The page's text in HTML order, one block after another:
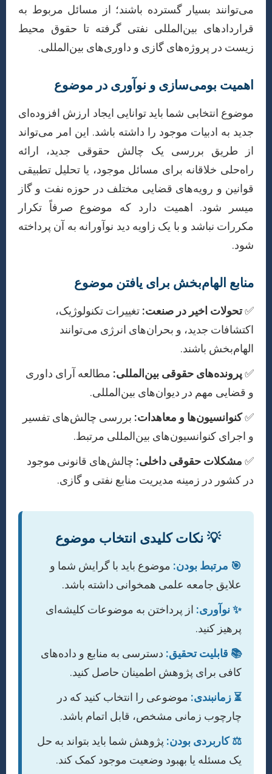
می‌توانند بسیار گسترده باشند؛ از مسائل مربوط به
قراردادهای بین‌المللی نفتی گرفته تا حقوق محیط
زیست در پروژه‌های گازی و داوری‌های بین‌المللی.
اهمیت بومی‌سازی و نوآوری در موضوع
موضوع انتخابی شما باید توانایی ایجاد ارزش افزوده‌ای
جدید به ادبیات موجود را داشته باشد. این امر می‌تواند
از طریق بررسی یک چالش حقوقی جدید، ارائه
راه‌حلی خلاقانه برای مسائل موجود، یا تحلیل تطبیقی
قوانین و رویه‌های قضایی مختلف در حوزه نفت و گاز
میسر شود. اهمیت دارد که موضوع صرفاً تکرار
مکررات نباشد و با یک زاویه دید نوآورانه به آن پرداخته
شود.
منابع الهام‌بخش برای یافتن موضوع
✅ تحولات اخیر در صنعت: تغییرات تکنولوژیک،
اکتشافات جدید، و بحران‌های انرژی می‌توانند
الهام‌بخش باشند.
✅ پرونده‌های حقوقی بین‌المللی: مطالعه آرای داوری
و قضایی مهم در دیوان‌های بین‌المللی.
✅کنوانسیون‌ها و معاهدات: بررسی چالش‌های تفسیر
و اجرای کنوانسیون‌های بین‌المللی مرتبط.
✅ مشکلات حقوقی داخلی: چالش‌های قانونی موجود
در کشور در زمینه مدیریت منابع نفتی و گازی.
💡 نکات کلیدی انتخاب موضوع
🎯 مرتبط بودن: موضوع باید با گرایش شما و
علایق جامعه علمی همخوانی داشته باشد.
✨ نوآوری: از پرداختن به موضوعات کلیشه‌ای
پرهیز کنید.
📚 قابلیت تحقیق: دسترسی به منابع و داده‌های
کافی برای پژوهش اطمینان حاصل کنید.
⏳ زمانبندی: موضوعی را انتخاب کنید که در
چارچوب زمانی مشخص، قابل اتمام باشد.
⚖️ کاربردی بودن: پژوهش شما باید بتواند به حل
یک مسئله یا بهبود وضعیت موجود کمک کند.